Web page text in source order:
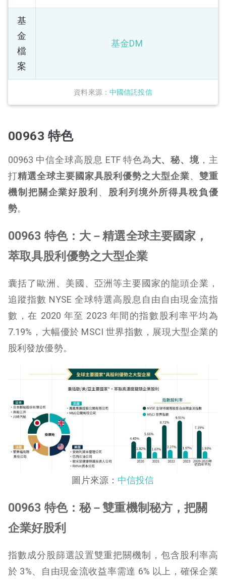
資料來源： 中國信託投信
基
金
檔
案
基金DM
00963 特色
00963 中信全球高股息 ETF 特色為大、秘、境，主
打精選全球主要國家具股利優勢之大型企業、 雙重
機制把關企業好股利 、 股利列境外所得具稅負優
勢。
00963 特色：大－精選全球主要國家，
萃取具股利優勢之大型企業
囊括了歐洲、美國、亞洲等主要國家的龍頭企業，
追蹤指數 NYSE 全球特選高股息自由自由現金流指
數，在 2020 年至 2023 年間的指數股利率平均為
7.19%，大幅優於 MSCI 世界指數，展現大型企業的
股利發放優勢。
圖片來源： 中信投信
00963 特色：秘－雙重機制秘方，把關
企業好股利
指數成分股篩選設置雙重把關機制，包含股利率高
於 3%、自由現金流收益率需達 6% 以上，確保企業